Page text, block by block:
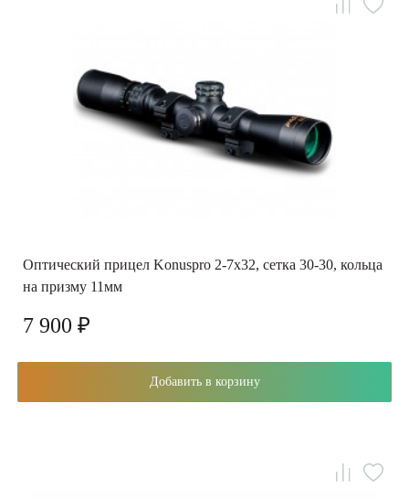
Оптический прицел Konuspro 2-7x32, сетка 30-30, кольца
на призму 11мм
7 900 ₽
Добавить в корзину